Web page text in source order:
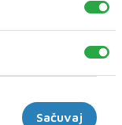
Sačuvaj